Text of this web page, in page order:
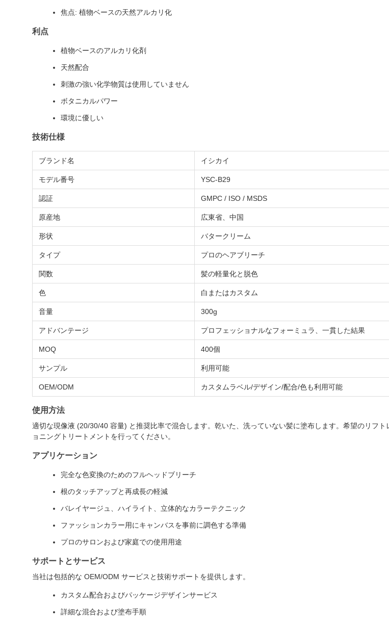
焦点: 植物ベースの天然アルカリ化
利点
植物ベースのアルカリ化剤
天然配合
刺激の強い化学物質は使用していません
ボタニカルパワー
環境に優しい
技術仕様
ブランド名 イシカイ
モデル番号 YSC-B29
認証 GMPC / ISO / MSDS
原産地 広東省、中国
形状 バタークリーム
タイプ プロのヘアブリーチ
関数 髪の軽量化と脱色
色 白またはカスタム
音量 300g
アドバンテージ プロフェッショナルなフォーミュラ、一貫した結果
MOQ 400個
サンプル 利用可能
OEM/ODM カスタムラベル/デザイン/配合/色も利用可能
使用方法
適切な現像液 (20/30/40 容量) と推奨比率で混合します。乾いた、洗っていない髪に塗布します。希望のリフ
ョニングトリートメントを行ってください。
アプリケーション
完全な色変換のためのフルヘッドブリーチ
根のタッチアップと再成長の軽減
バレイヤージュ、ハイライト、立体的なカラーテクニック
ファッションカラー用にキャンバスを事前に調色する準備
プロのサロンおよび家庭での使用用途
サポートとサービス
当社は包括的な OEM/ODM サービスと技術サポートを提供します。
カスタム配合およびパッケージデザインサービス
詳細な混合および塗布手順